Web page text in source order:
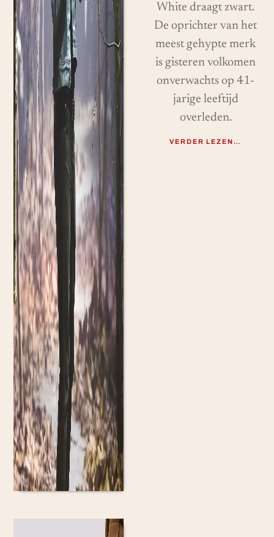
White draagt ​​zwart.
De oprichter van het
meest gehypte merk
is gisteren volkomen
onverwachts op 41-
jarige leeftijd
overleden.
VERDER LEZEN…